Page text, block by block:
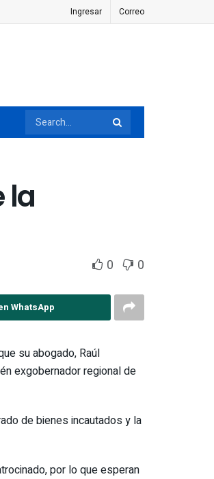
Ingresar Correo
la
0 0
WhatsApp
su abogado, Raúl
exgobernador regional de
de bienes incautados y la
por lo que esperan